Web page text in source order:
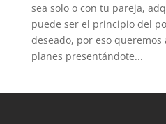
sea solo o con tu pareja,
puede ser el principio del
deseado, por eso
planes presentándote...